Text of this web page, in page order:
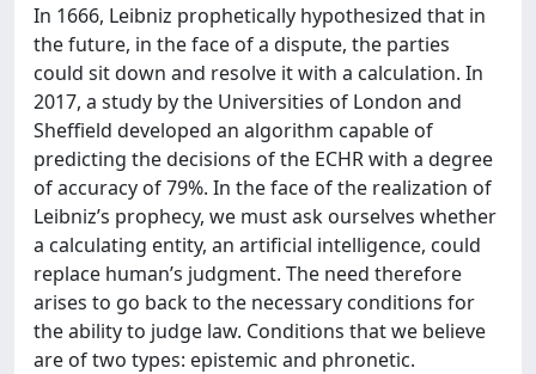
In 1666, Leibniz prophetically hypothesized that in
the future, in the face of a dispute, the parties
could sit down and resolve it with a calculation. In
2017, a study by the Universities of London and
Sheffield developed an algorithm capable of
predicting the decisions of the ECHR with a degree
of accuracy of 79%. In the face of the realization of
Leibniz’s prophecy, we must ask ourselves whether
a calculating entity, an artificial intelligence, could
replace human’s judgment. The need therefore
arises to go back to the necessary conditions for
the ability to judge law. Conditions that we believe
are of two types: epistemic and phronetic.